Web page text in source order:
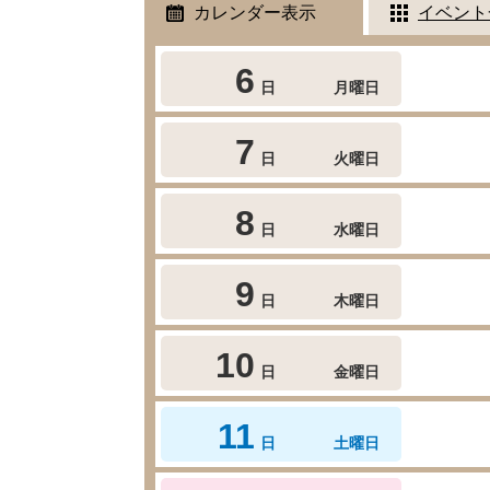
カレンダー表示 イベン
6 日 月曜日
7 日 火曜日
8 日 水曜日
9 日 木曜日
10 日 金曜日
11 日 土曜日